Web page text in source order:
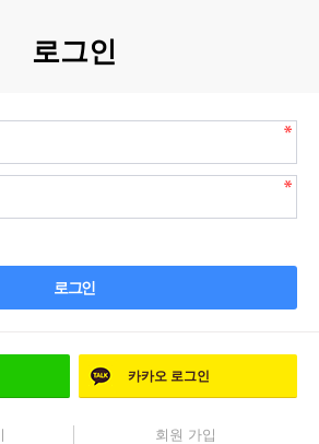
로그인
로그인
카카오 로그인
회원 가입